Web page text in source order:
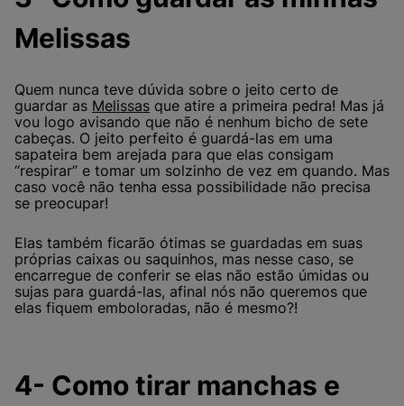
Melissas
Quem nunca teve dúvida sobre o jeito certo de
guardar as Melissas que atire a primeira pedra! Mas já
vou logo avisando que não é nenhum bicho de sete
cabeças. O jeito perfeito é guardá-las em uma
sapateira bem arejada para que elas consigam
“respirar” e tomar um solzinho de vez em quando. Mas
caso você não tenha essa possibilidade não precisa
se preocupar!
Elas também ficarão ótimas se guardadas em suas
próprias caixas ou saquinhos, mas nesse caso, se
encarregue de conferir se elas não estão úmidas ou
sujas para guardá-las, afinal nós não queremos que
elas fiquem emboloradas, não é mesmo?!
4- Como tirar manchas e